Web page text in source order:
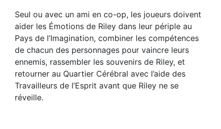
Seul ou avec un ami en co-op, les joueurs doivent
aider les Émotions de Riley dans leur périple au
Pays de l’Imagination, combiner les compétences
de chacun des personnages pour vaincre leurs
ennemis, rassembler les souvenirs de Riley, et
retourner au Quartier Cérébral avec l’aide des
Travailleurs de l’Esprit avant que Riley ne se
réveille.